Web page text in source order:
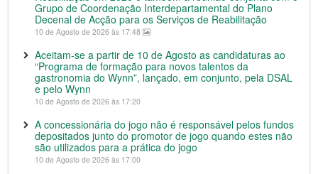
Grupo de Coordenação Interdepartamental do Plano
Decenal de Acção para os Serviços de Reabilitação
10 de Agosto de 2026 às 17:48
Aceitam-se a partir de 10 de Agosto as candidaturas ao
“Programa de formação para novos talentos da
gastronomia do Wynn”, lançado, em conjunto, pela DSAL
e pelo Wynn
10 de Agosto de 2026 às 17:20
A concessionária do jogo não é responsável pelos fundos
depositados junto do promotor de jogo quando estes não
são utilizados para a prática do jogo
10 de Agosto de 2026 às 17:00